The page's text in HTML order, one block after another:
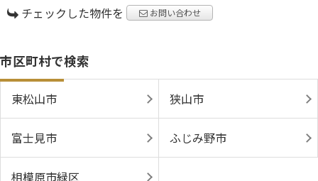
チェックした物件を お問い合わせ
市区町村で検索
東松山市 狭山市
富士見市 ふじみ野市
相模原市緑区